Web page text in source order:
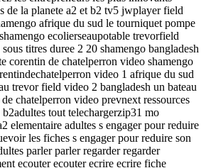
de la planete a2 et b2 tv5 jwplayer field
afrique du sud le tourniquet pompe
ecolierseaupotable trevorfield
titres duree 2 20 shamengo bangladesh
corentin de chatelperron video shamengo
video 1 afrique du sud
trevor field video 2 bangladesh un bateau
chatelperron video prevnext ressources
tout telechargerzip31 mo
elementaire adultes s engager pour reduire
les fiches s engager pour reduire son
parler parler regarder regarder
ecouter ecouter ecrire ecrire fiche